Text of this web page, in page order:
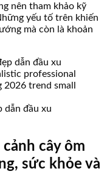
nên tham khảo kỹ
yếu tố trên khiến
mà còn là khoản
dẫn đầu xu
cây ôm
sức khỏe và